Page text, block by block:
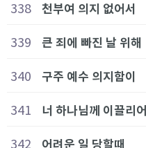
338 천부여 의지 없어서
339 큰 죄에 빠진 날 위해
340 구주 예수 의지함이
341 너 하나님께 이끌리어
342 어려운 일 당할때